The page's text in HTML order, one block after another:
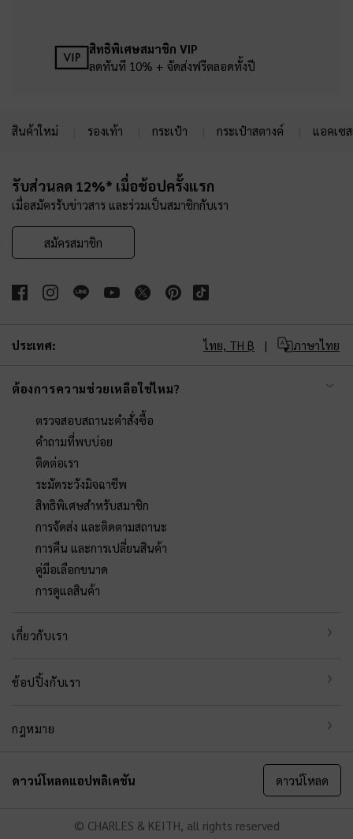
สิทธิพิเศษสมาชิก VIP
ลดทันที 10% + จัดส่งฟรีตลอดทั้งปี
สินค้าใหม่ รองเท้า กระเป๋า กระเป๋าสตางค์ แอคเซ
รับส่วนลด 12%* เมื่อช้อปครั้งแรก
เมื่อสมัครรับข่าวสาร และร่วมเป็นสมาชิกกับเรา
สมัครสมาชิก
ประเทศ: ไทย, TH ฿ ภาษาไทย
ต้องการความช่วยเหลือใช่ไหม?
ตรวจสอบสถานะคำสั่งซื้อ
คำถามที่พบบ่อย
ติดต่อเรา
ระมัดระวังมิจฉาชีพ
สิทธิพิเศษสำหรับสมาชิก
การจัดส่ง และติดตามสถานะ
การคืน และการเปลี่ยนสินค้า
คู่มือเลือกขนาด
การดูแลสินค้า
เกี่ยวกับเรา
ช้อปปิ้งกับเรา
กฎหมาย
ดาวน์โหลดแอปพลิเคชัน ดาวน์โหลด
© CHARLES & KEITH, all rights reserved